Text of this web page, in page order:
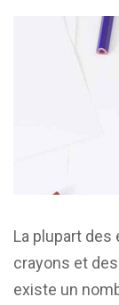
La plupart
crayons et
existe un